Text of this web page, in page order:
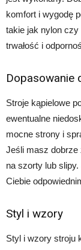
komfort i wygodę
takie jak nylon czy
trwałość i
Dopasowanie
Stroje kąpielowe
ewentualne
mocne strony i
Jeśli masz dobrze
na szorty lub
Ciebie
Styl i wzory
Styl i wzory stroju